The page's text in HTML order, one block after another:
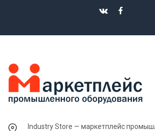
Industry Store — маркетплейс